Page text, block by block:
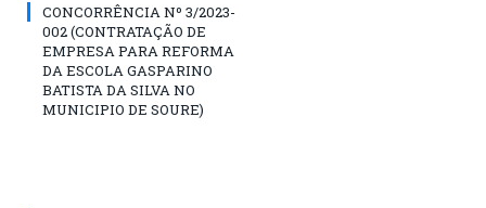
CONCORRÊNCIA Nº 3/2023-
002 (CONTRATAÇÃO DE
EMPRESA PARA REFORMA
DA ESCOLA GASPARINO
BATISTA DA SILVA NO
MUNICIPIO DE SOURE)